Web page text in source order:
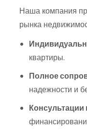
Наша компания
рынка
квартиры.
Полное
надежности и